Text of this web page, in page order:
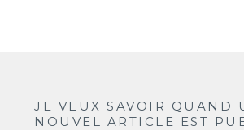
JE VEUX SAVOIR QUAND
NOUVEL ARTICLE EST